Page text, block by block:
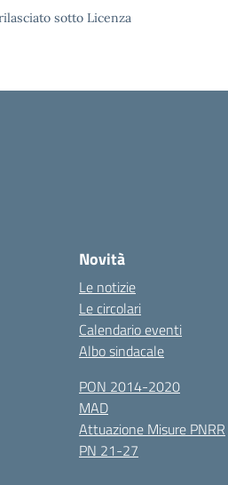
sotto Licenza
Novità
Le notizie
Le circolari
Calendario eventi
Albo sindacale
PON 2014-2020
MAD
Attuazione Misure PNRR
PN 21-27